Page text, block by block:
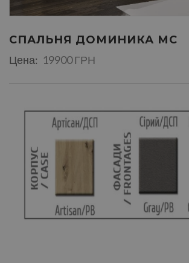
СПАЛЬНЯ ДОМИНИКА МС
Цена: 19900 ГРН